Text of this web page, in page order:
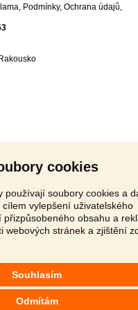
cookies
používají soubory cookies a
vylepšení uživatelského
obsahu a
webových stránek a zjištění
Souhlasím
Odmítám
, Podmínky, Ochrana údajů,
Rakousko